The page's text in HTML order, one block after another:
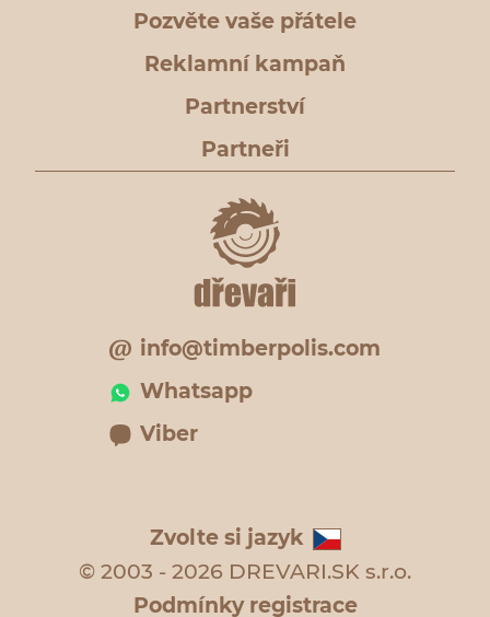
Pozvěte vaše přátele
Reklamní kampaň
Partnerství
Partneři
info@timberpolis.com
Whatsapp
Viber
Zvolte si jazyk
© 2003 - 2026 DREVARI.SK s.r.o.
Podmínky registrace